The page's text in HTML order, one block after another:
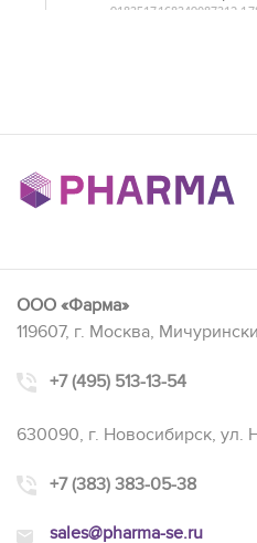
ООО «Фарма»
119607, г. Москва,
+7 (495) 513-13-54
630090, г. Новосибирск, ул.
+7 (383) 383-05-38
sales@pharma-se.ru